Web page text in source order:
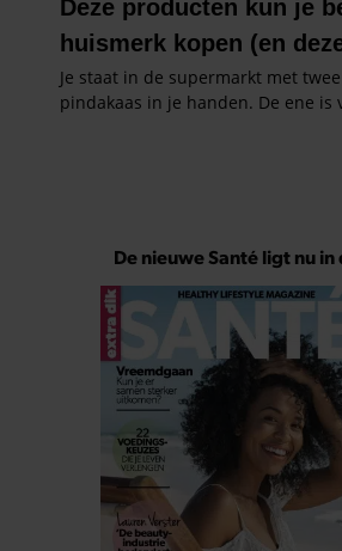
De nieuwe Santé ligt nu